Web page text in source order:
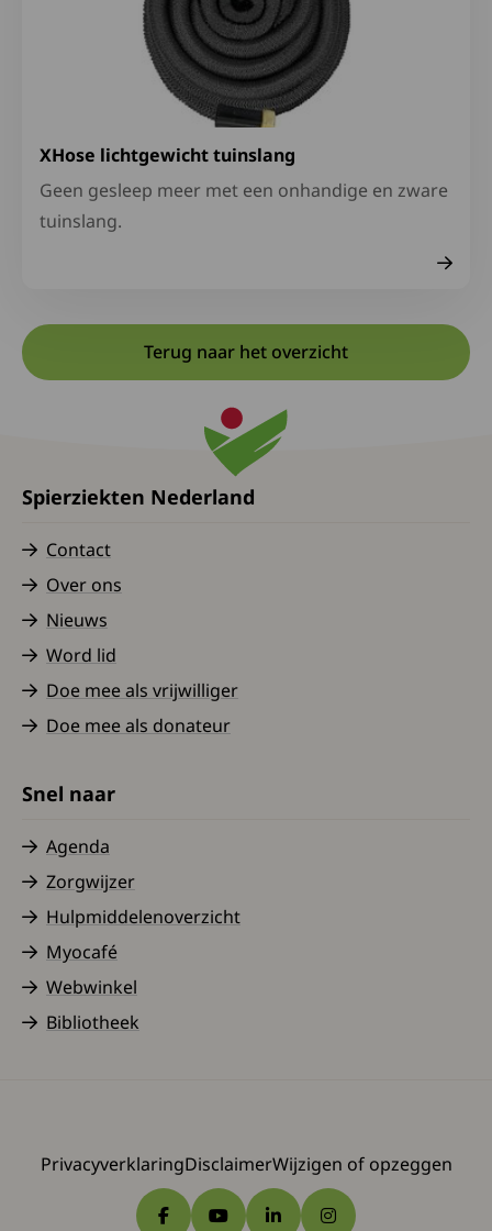
XHose lichtgewicht tuinslang
Geen gesleep meer met een onhandige en zware
tuinslang.
Terug naar het overzicht
Spierziekten Nederland
Contact
Over ons
Nieuws
Word lid
Doe mee als vrijwilliger
Doe mee als donateur
Snel naar
Agenda
Zorgwijzer
Hulpmiddelenoverzicht
Myocafé
Webwinkel
Bibliotheek
PrivacyverklaringDisclaimerWijzigen of opzeggen